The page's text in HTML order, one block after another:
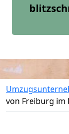
von Freiburg im